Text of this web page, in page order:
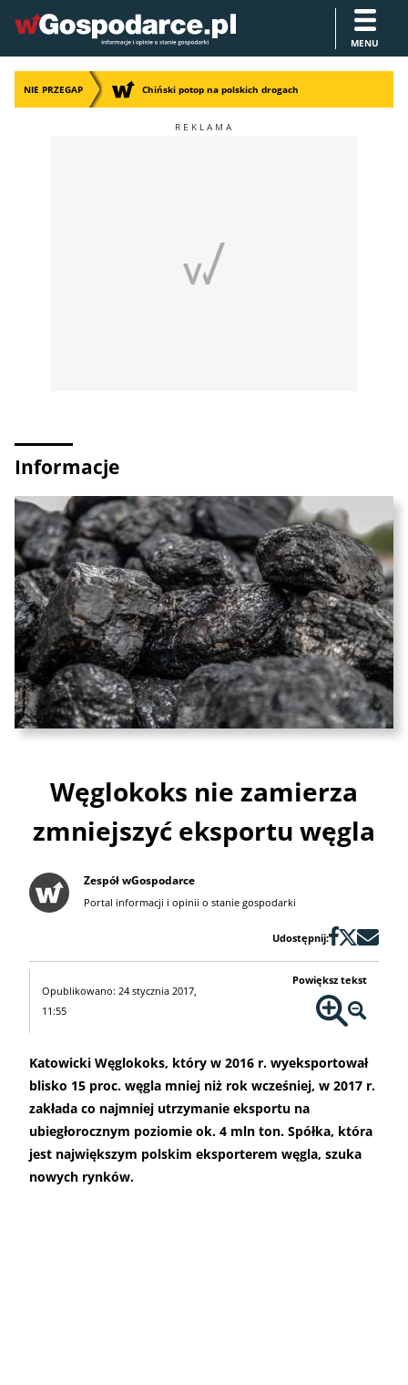
MENU
NIE PRZEGAP Chiński potop na polskich drogach
Informacje
Węglokoks nie zamierza
zmniejszyć eksportu węgla
Zespół wGospodarce
Portal informacji i opinii o stanie gospodarki
Udostępnij:
Opublikowano: 24 stycznia 2017,
11:55
Powiększ tekst
Katowicki Węglokoks, który w 2016 r. wyeksportował
blisko 15 proc. węgla mniej niż rok wcześniej, w 2017 r.
zakłada co najmniej utrzymanie eksportu na
ubiegłorocznym poziomie ok. 4 mln ton. Spółka, która
jest największym polskim eksporterem węgla, szuka
nowych rynków.